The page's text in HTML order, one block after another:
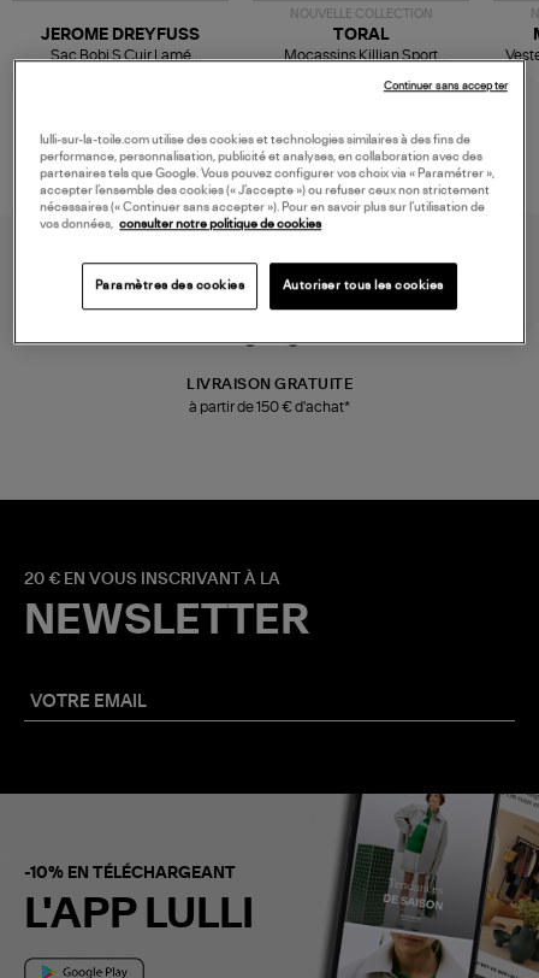
JEROME DREYFUSS
Sac Bobi S Cuir Lamé
NOUVELLE COLLECTION
TORAL
Mocassins Killian Sport
LIVRAISON GRATUITE
à partir de 150 € d'achat*
20 € EN VOUS INSCRIVANT À LA
NEWSLETTER
-10% EN TÉLÉCHARGEANT
L'APP LULLI
lulli-sur-la-toile.com utilise des cookies et technologies similaires à des fins de
performance, personnalisation, publicité et analyses, en collaboration avec des
partenaires tels que Google. Vous pouvez configurer vos choix via « Paramétrer »,
accepter l’ensemble des cookies (« J’accepte ») ou refuser ceux non strictement
nécessaires (« Continuer sans accepter »). Pour en savoir plus sur l’utilisation de
vos données, consulter notre politique de cookies
Paramètres des cookies Autoriser tous les cookies
Continuer sans accepter